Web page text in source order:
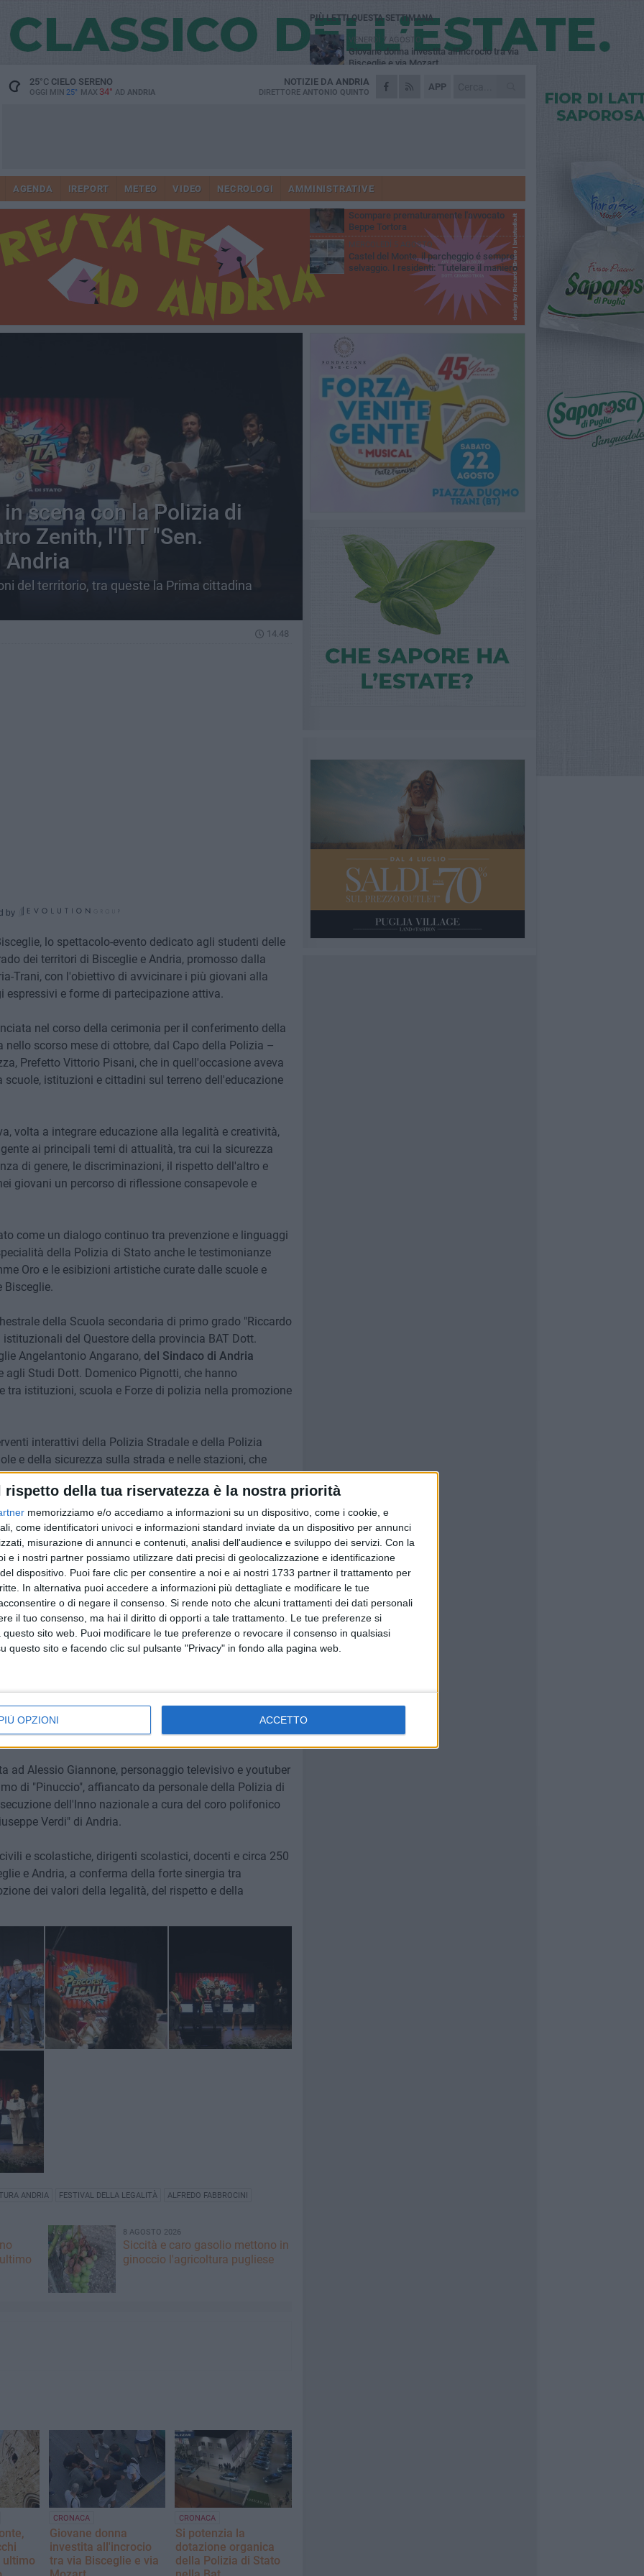
rispetto della tua riservatezza è la nostra priorità
memorizziamo e/o accediamo a informazioni su un dispositivo, come i cookie, e
come identificatori univoci e informazioni standard inviate da un dispositivo per annunci
misurazione di annunci e contenuti, analisi dell'audience e sviluppo dei servizi. Con la
e i nostri partner possiamo utilizzare dati precisi di geolocalizzazione e identificazione
dispositivo. Puoi fare clic per consentire a noi e ai nostri 1733 partner il trattamento per
In alternativa puoi accedere a informazioni più dettagliate e modificare le tue
o di negare il consenso. Si rende noto che alcuni trattamenti dei dati personali
il tuo consenso, ma hai il diritto di opporti a tale trattamento. Le tue preferenze si
sito web. Puoi modificare le tue preferenze o revocare il consenso in qualsiasi
questo sito e facendo clic sul pulsante "Privacy" in fondo alla pagina web.
OPZIONI ACCETTO
25°CCIELO SERENO
OGGI MIN 25° MAX 34° AD ANDRIA
APP
NOTIZIE DA ANDRIA
DIRETTORE ANTONIO QUINTO
AGENDA IREPORT METEO VIDEO NECROLOGI AMMINISTRATIVE
scena con la Polizia di
Zenith, l'ITT "Sen.
Andria
del territorio, tra queste la Prima cittadina
14.48
by
lo spettacolo-evento dedicato agli studenti delle
dei territori di Bisceglie e Andria, promosso dalla
Trani, con l'obiettivo di avvicinare i più giovani alla
e forme di partecipazione attiva.
nel corso della cerimonia per il conferimento della
scorso mese di ottobre, dal Capo della Polizia –
Prefetto Vittorio Pisani, che in quell'occasione aveva
istituzioni e cittadini sul terreno dell'educazione
volta a integrare educazione alla legalità e creatività,
ai principali temi di attualità, tra cui la sicurezza
di genere, le discriminazioni, il rispetto dell'altro e
giovani un percorso di riflessione consapevole e
come un dialogo continuo tra prevenzione e linguaggi
della Polizia di Stato anche le testimonianze
Oro e le esibizioni artistiche curate dalle scuole e
Bisceglie.
della Scuola secondaria di primo grado "Riccardo
del Questore della provincia BAT Dott.
Angelantonio Angarano, del Sindaco di Andria
agli Studi Dott. Domenico Pignotti, che hanno
tra istituzioni, scuola e Forze di polizia nella promozione
interattivi della Polizia Stradale e della Polizia
e della sicurezza sulla strada e nelle stazioni, che
studenti anche attraverso un momento ludico-
termine delle rispettive attività.
Polizia Postale e delle Comunicazioni, dedicati
media, nonché il contributo dell'OSCAD -Osservatorio
- focalizzato sulla prevenzione dei fenomeni di odio e
momenti di canto, monologhi, esibizioni
visto il coinvolgimento dell'Associazione musicale
Scuola secondaria di secondo grado ITT "Sen. Onofrio
Vinci" di Bisceglie, nonché dell'
testimonianza personale ha offerto ai ragazzi uno
e del disagio giovanile.
ad Alessio Giannone, personaggio televisivo e youtuber
di "Pinuccio", affiancato da personale della Polizia di
dell'Inno nazionale a cura del coro polifonico
Verdi" di Andria.
e scolastiche, dirigenti scolastici, docenti e circa 250
e Andria, a conferma della forte sinergia tra
dei valori della legalità, del rispetto e della
ANDRIA FESTIVAL DELLA LEGALITÀ ALFREDO FABBROCINI
8 AGOSTO 2026
Siccità e caro gasolio mettono in
ginoccio l'agricoltura pugliese
ultimo
CRONACA
Giovane donna
investita all'incrocio
tra via Bisceglie e via
CRONACA
Si potenzia la
dotazione organica
della Polizia di Stato
PIÙ LETTI QUESTA SETTIMANA
VENERDÌ 7 AGOSTO
Giovane donna investita all'incrocio tra via
Bisceglie e via Mozart
MARTEDÌ 4 AGOSTO
Cattivo odore dall’abitazione, la macabra
Andria saluta mons. Agostino Superbo:
celebrati i funerali - FOTO
GIOVEDÌ 30 LUGLIO
Scompare prematuramente l'avvocato
Beppe Tortora
MERCOLEDÌ 5 AGOSTO
Castel del Monte, il parcheggio é sempre
selvaggio. I residenti: "Tutelare il maniero
tra vivibilità e rispetto del paesaggio"